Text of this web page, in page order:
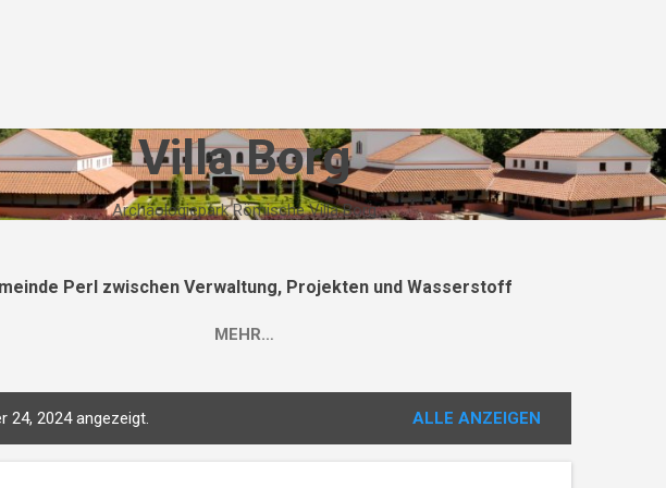
Villa Borg
Archäologiepark Römische Villa Borg
Perl zwischen Verwaltung, Projekten und Wasserstoff
MEHR…
24, 2024 angezeigt. ALLE ANZEIGEN